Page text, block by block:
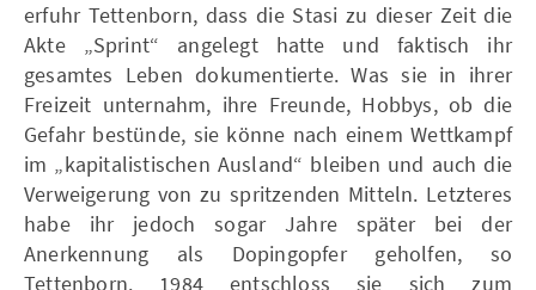
erfuhr Tettenborn, dass die Stasi zu dieser Zeit die
Akte „Sprint“ angelegt hatte und faktisch ihr
gesamtes Leben dokumentierte. Was sie in ihrer
Freizeit unternahm, ihre Freunde, Hobbys, ob die
Gefahr bestünde, sie könne nach einem Wettkampf
im „kapitalistischen Ausland“ bleiben und auch die
Verweigerung von zu spritzenden Mitteln. Letzteres
habe ihr jedoch sogar Jahre später bei der
Anerkennung als Dopingopfer geholfen, so
Tettenborn. 1984 entschloss sie sich zum